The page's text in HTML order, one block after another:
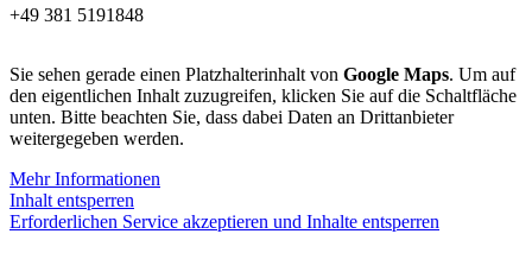
+49 381 5191848
Sie sehen gerade einen Platzhalterinhalt von Google Maps. Um auf
den eigentlichen Inhalt zuzugreifen, klicken Sie auf die Schaltfläche
unten. Bitte beachten Sie, dass dabei Daten an Drittanbieter
weitergegeben werden.
Mehr Informationen
Inhalt entsperren
Erforderlichen Service akzeptieren und Inhalte entsperren